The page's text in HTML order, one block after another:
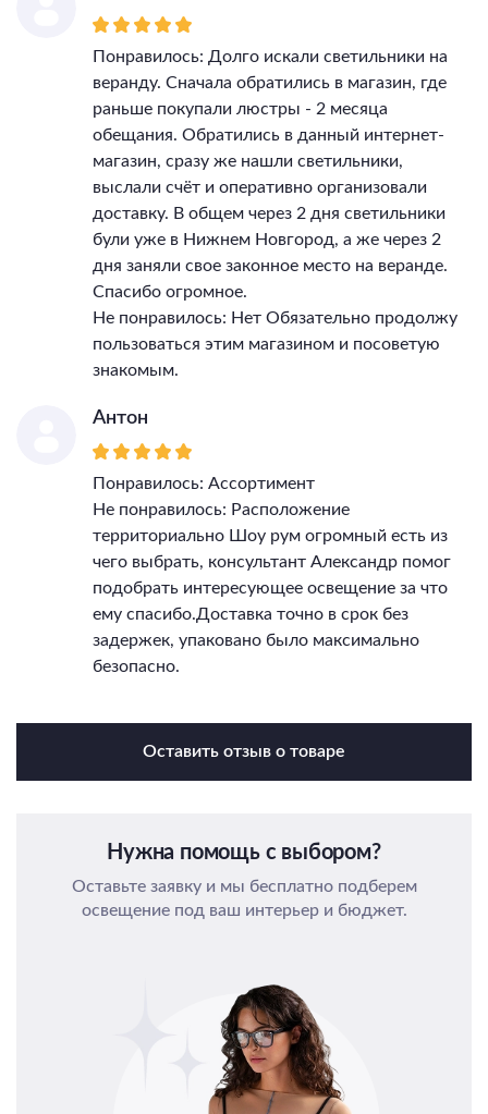
Понравилось: Долго искали светильники на
веранду. Сначала обратились в магазин, где
раньше покупали люстры - 2 месяца
обещания. Обратились в данный интернет-
магазин, сразу же нашли светильники,
выслали счёт и оперативно организовали
доставку. В общем через 2 дня светильники
були уже в Нижнем Новгород, а же через 2
дня заняли свое законное место на веранде.
Спасибо огромное.
Не понравилось: Нет Обязательно продолжу
пользоваться этим магазином и посоветую
знакомым.
Антон
Понравилось: Ассортимент
Не понравилось: Расположение
территориально Шоу рум огромный есть из
чего выбрать, консультант Александр помог
подобрать интересующее освещение за что
ему спасибо.Доставка точно в срок без
задержек, упаковано было максимально
безопасно.
Оставить отзыв о товаре
Нужна помощь с выбором?
Оставьте заявку и мы бесплатно подберем
освещение под ваш интерьер и бюджет.